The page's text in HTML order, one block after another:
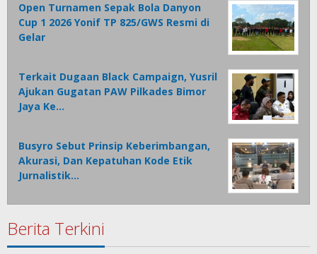
Open Turnamen Sepak Bola Danyon
Cup 1 2026 Yonif TP 825/GWS Resmi di
Gelar
Terkait Dugaan Black Campaign, Yusril
Ajukan Gugatan PAW Pilkades Bimor
Jaya Ke…
Busyro Sebut Prinsip Keberimbangan,
Akurasi, Dan Kepatuhan Kode Etik
Jurnalistik…
Berita Terkini